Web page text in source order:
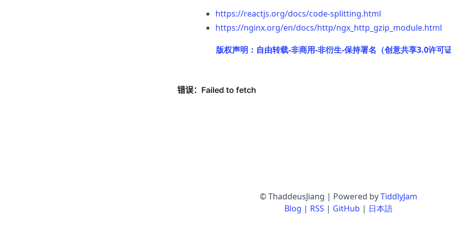
https://reactjs.org/docs/code-splitting.html
https://nginx.org/en/docs/http/ngx_http_gzip_module.html
版权声明：自由转载-非商用-非衍生-保持署名（创意共享3.0许可
© ThaddeusJiang | Powered byTiddlyJam
Blog | RSS | GitHub | 日本語